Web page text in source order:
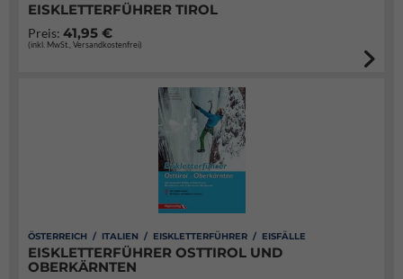
EISKLETTERFÜHRER TIROL
Preis: 41,95 €
(inkl. MwSt., Versandkostenfrei)
ÖSTERREICH / ITALIEN / EISKLETTERFÜHRER / EISFÄLLE
EISKLETTERFÜHRER OSTTIROL UND
OBERKÄRNTEN